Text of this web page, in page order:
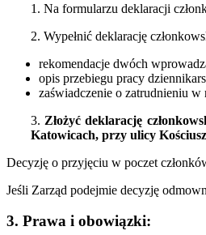
1. Na formularzu deklaracji
2. Wypełnić deklarację
rekomendacje dwóch
opis przebiegu pracy
zaświadczenie o zatrudnieniu
3. Złożyć deklarację
Katowicach, przy ulicy
Decyzję o przyjęciu w poczet
Jeśli Zarząd podejmie decyzję
3. Prawa i obowiązki: